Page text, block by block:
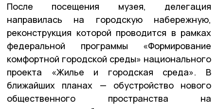
После посещения музея, делегация
направилась на городскую набережную,
реконструкция которой проводится в рамках
федеральной программы «Формирование
комфортной городской среды» национального
проекта «Жилье и городская среда». В
ближайших планах — обустройство нового
общественного пространства на